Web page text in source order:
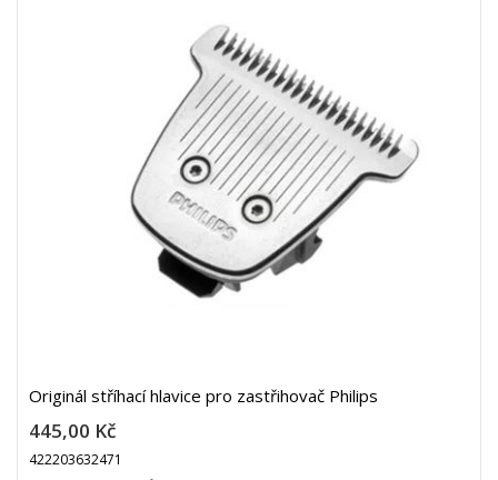
Originál stříhací hlavice pro zastřihovač Philips
445,00 Kč
422203632471